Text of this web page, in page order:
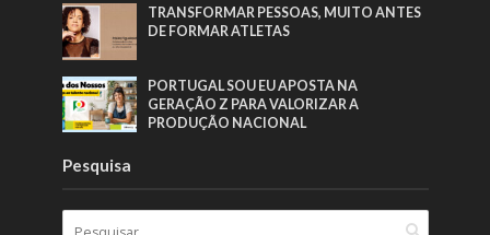
TRANSFORMAR PESSOAS, MUITO ANTES
DE FORMAR ATLETAS
PORTUGAL SOU EU APOSTA NA
GERAÇÃO Z PARA VALORIZAR A
PRODUÇÃO NACIONAL
Pesquisa